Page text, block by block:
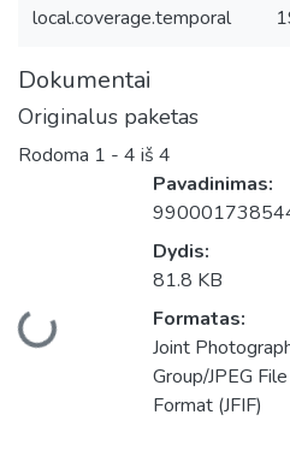
local.coverage.temporal
Dokumentai
Originalus paketas
Rodoma 1 - 4 iš 4
Įkeliama...
Pavadinimas:
Dydis:
81.8 KB
Formatas:
Joint
Group/JPEG
Format (JFIF)